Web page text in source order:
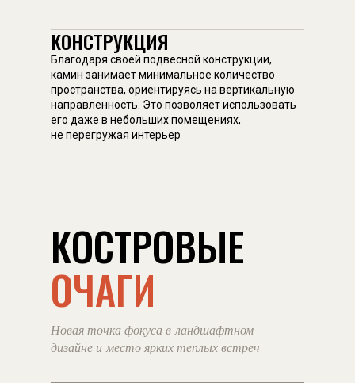
КОНСТРУКЦИЯ
Благодаря своей подвесной конструкции,
камин занимает минимальное количество
пространства, ориентируясь на вертикальную
направленность. Это позволяет использовать
его даже в небольших помещениях,
не перегружая интерьер
Новая точка фокуса в ландшафтном
дизайне и место ярких теплых встреч
КОСТРОВЫЕ
ОЧАГИ